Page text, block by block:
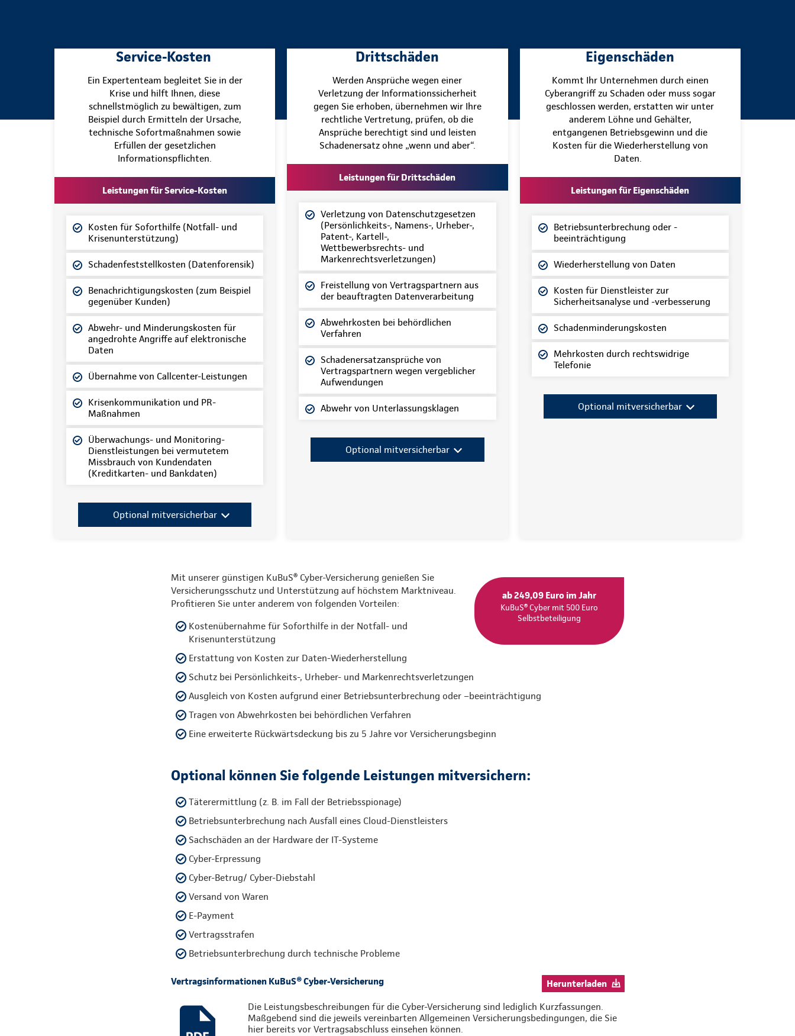
Service-Kosten
Ein Expertenteam begleitet Sie in der
Krise und hilft Ihnen, diese
schnellstmöglich zu bewältigen, zum
Beispiel durch Ermitteln der Ursache,
technische Sofortmaßnahmen sowie
Erfüllen der gesetzlichen
Informationspflichten.
Leistungen für Service-Kosten
Kosten für Soforthilfe (Notfall- und
Krisenunterstützung)
Schadenfeststellkosten (Datenforensik)
Benachrichtigungskosten (zum Beispiel
gegenüber Kunden)
Abwehr- und Minderungskosten für
angedrohte Angriffe auf elektronische
Daten
Übernahme von Callcenter-Leistungen
Krisenkommunikation und PR-
Maßnahmen
Überwachungs- und Monitoring-
Dienstleistungen bei vermutetem
Missbrauch von Kundendaten
(Kreditkarten- und Bankdaten)
Optional mitversicherbar
Drittschäden
Werden Ansprüche wegen einer
Verletzung der Informationssicherheit
gegen Sie erhoben, übernehmen wir Ihre
rechtliche Vertretung, prüfen, ob die
Ansprüche berechtigt sind und leisten
Schadenersatz ohne „wenn und aber“.
Leistungen für Drittschäden
Verletzung von Datenschutzgesetzen
(Persönlichkeits-, Namens-, Urheber-,
Patent-, Kartell-,
Wettbewerbsrechts- und
Markenrechtsverletzungen)
Freistellung von Vertragspartnern aus
der beauftragten Datenverarbeitung
Abwehrkosten bei behördlichen
Verfahren
Schadenersatzansprüche von
Vertragspartnern wegen vergeblicher
Aufwendungen
Abwehr von Unterlassungsklagen
Optional mitversicherbar
Eigenschäden
Kommt Ihr Unternehmen durch einen
Cyberangriff zu Schaden oder muss sogar
geschlossen werden, erstatten wir unter
anderem Löhne und Gehälter,
entgangenen Betriebsgewinn und die
Kosten für die Wiederherstellung von
Daten.
Leistungen für Eigenschäden
Betriebsunterbrechung oder -
beeinträchtigung
Wiederherstellung von Daten
Kosten für Dienstleister zur
Sicherheitsanalyse und -verbesserung
Schadenminderungskosten
Mehrkosten durch rechtswidrige
Telefonie
Optional mitversicherbar
ab 249,09 Euro im Jahr
KuBuS® Cyber mit 500 Euro
Selbstbeteiligung
Mit unserer günstigen KuBuS® Cyber-Versicherung genießen Sie
Versicherungsschutz und Unterstützung auf höchstem Marktniveau.
Profitieren Sie unter anderem von folgenden Vorteilen:
Kostenübernahme für Soforthilfe in der Notfall- und
Krisenunterstützung
Erstattung von Kosten zur Daten-Wiederherstellung
Schutz bei Persönlichkeits-, Urheber- und Markenrechtsverletzungen
Ausgleich von Kosten aufgrund einer Betriebsunterbrechung oder –beeinträchtigung
Tragen von Abwehrkosten bei behördlichen Verfahren
Eine erweiterte Rückwärtsdeckung bis zu 5 Jahre vor Versicherungsbeginn
Optional können Sie folgende Leistungen mitversichern:
Täterermittlung (z. B. im Fall der Betriebsspionage)
Betriebsunterbrechung nach Ausfall eines Cloud-Dienstleisters
Sachschäden an der Hardware der IT-Systeme
Cyber-Erpressung
Cyber-Betrug/ Cyber-Diebstahl
Versand von Waren
E-Payment
Vertragsstrafen
Betriebsunterbrechung durch technische Probleme
Vertragsinformationen KuBuS® Cyber-Versicherung Herunterladen
Die Leistungsbeschreibungen für die Cyber-Versicherung sind lediglich Kurzfassungen.
Maßgebend sind die jeweils vereinbarten Allgemeinen Versicherungsbedingungen, die Sie
hier bereits vor Vertragsabschluss einsehen können.